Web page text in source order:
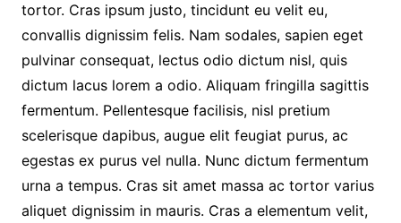
tortor. Cras ipsum justo, tincidunt eu velit eu,
convallis dignissim felis. Nam sodales, sapien eget
pulvinar consequat, lectus odio dictum nisl, quis
dictum lacus lorem a odio. Aliquam fringilla sagittis
fermentum. Pellentesque facilisis, nisl pretium
scelerisque dapibus, augue elit feugiat purus, ac
egestas ex purus vel nulla. Nunc dictum fermentum
urna a tempus. Cras sit amet massa ac tortor varius
aliquet dignissim in mauris. Cras a elementum velit,